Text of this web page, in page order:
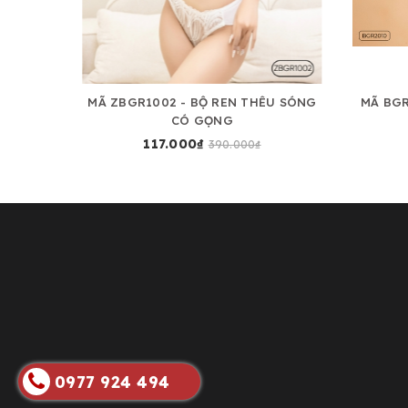
MÃ ZBGR1002 - BỘ REN THÊU SÓNG
CÓ GỌNG
117.000₫ 390.000₫
MÃ
0977 924 494